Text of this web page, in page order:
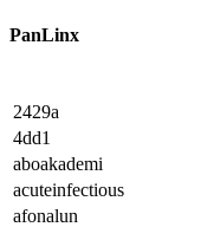
PanLinx
2429a
4dd1
aboakademi
acuteinfectious
afonalun